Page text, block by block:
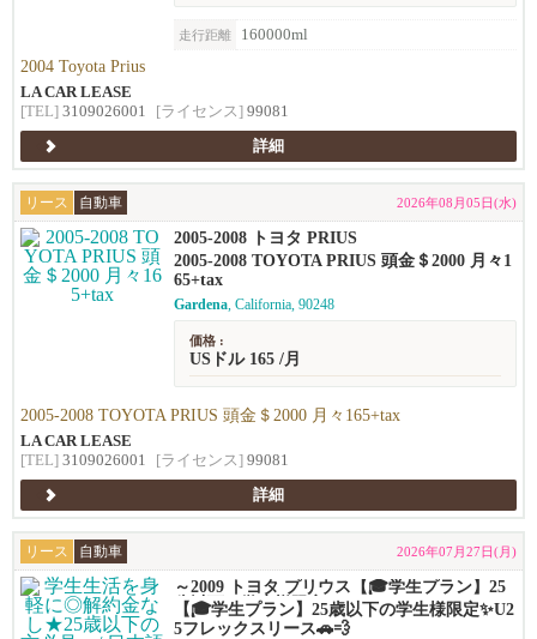
走行距離 160000ml
2004 Toyota Prius
LA CAR LEASE
[TEL] 3109026001 [ライセンス] 99081
詳細
リース 自動車 2026年08月05日(水)
2005-2008 トヨタ PRIUS
2005-2008 TOYOTA PRIUS 頭金＄2000 月々1
65+tax
Gardena, California, 90248
価格 :
USドル 165 /月
2005-2008 TOYOTA PRIUS 頭金＄2000 月々165+tax
LA CAR LEASE
[TEL] 3109026001 [ライセンス] 99081
詳細
リース 自動車 2026年07月27日(月)
～2009 トヨタ プリウス【🎓学生プラン】25
歳以下の学生様限定✨U25フレックスリース
🚗💨
【🎓学生プラン】25歳以下の学生様限定✨U2
5フレックスリース🚗💨